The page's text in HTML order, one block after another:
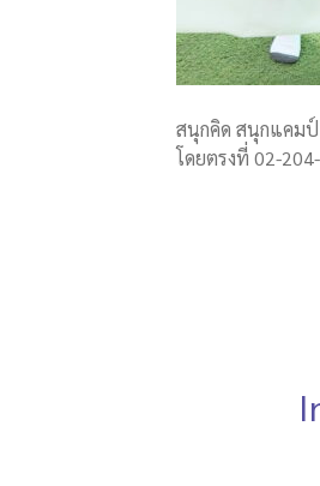
สนุกคิด สนุกแคม
โดยตรงที่ 02-